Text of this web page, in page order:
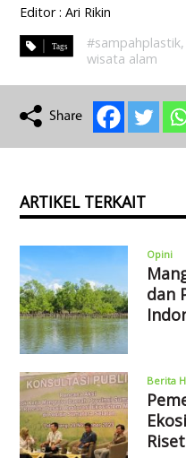
Editor : Ari Rikin
#sampahplastik,
wisata alam
ARTIKEL TERKAIT
Opini
dan
Berita
Riset